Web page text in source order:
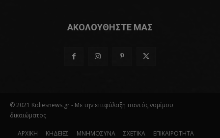
ΑΚΟΛΟΥΘΗΣΤΕ ΜΑΣ
© 2021 Kidiesnews.gr - Με την επιφύλαξη παντός νομίμου
δικαιώματος
ΑΡΧΙΚΗ ΚΗΔΕΙΕΣ ΜΝΗΜΟΣΥΝΑ ΣΧΕΤΙΚΑ ΕΠΙΚΑΙΡΟΤΗΤΑ